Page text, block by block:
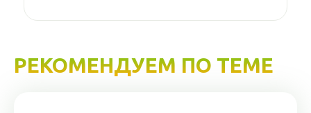
РЕКОМЕНДУЕМ ПО ТЕМЕ